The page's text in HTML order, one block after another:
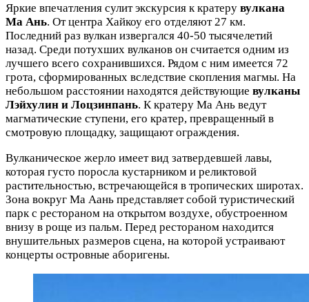
Яркие впечатления сулит экскурсия к кратеру вулкана
Ма Ань. От центра Хайкоу его отделяют 27 км.
Последний раз вулкан извергался 40-50 тысячелетий
назад. Среди потухших вулканов он считается одним из
лучшего всего сохранившихся. Рядом с ним имеется 72
грота, сформированных вследствие скопления магмы. На
небольшом расстоянии находятся действующие вулканы
Лэйхулин и Лоцзинпань. К кратеру Ма Ань ведут
магматические ступени, его кратер, превращенный в
смотровую площадку, защищают ограждения.
Вулканическое жерло имеет вид затвердевшей лавы,
которая густо поросла кустарником и реликтовой
растительностью, встречающейся в тропических широтах.
Зона вокруг Ма Аань представляет собой туристический
парк с рестораном на открытом воздухе, обустроенном
внизу в роще из пальм. Перед рестораном находится
внушительных размеров сцена, на которой устраивают
концерты островные аборигены.